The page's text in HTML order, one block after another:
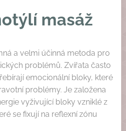
masáž
a velmi účinná metoda pro
problémů. Zvířata často
emocionální bloky, které
problémy. Je založena
vyživující bloky vzniklé z
se fixují na reflexní zónu